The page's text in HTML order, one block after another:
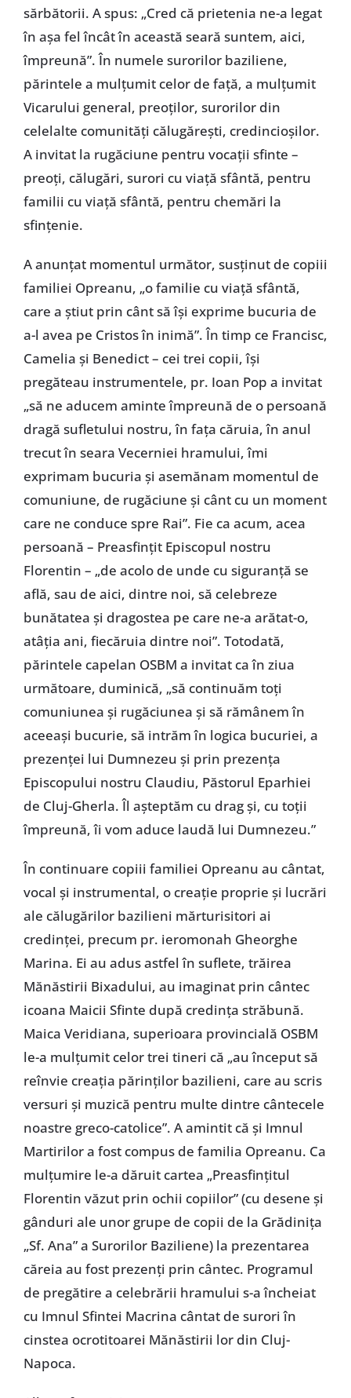
sărbătorii. A spus: „Cred că prietenia ne-a legat
în așa fel încât în această seară suntem, aici,
împreună”. În numele surorilor baziliene,
părintele a mulțumit celor de față, a mulțumit
Vicarului general, preoților, surorilor din
celelalte comunități călugărești, credincioșilor.
A invitat la rugăciune pentru vocații sfinte –
preoți, călugări, surori cu viață sfântă, pentru
familii cu viață sfântă, pentru chemări la
sfințenie.
A anunțat momentul următor, susținut de copiii
familiei Opreanu, „o familie cu viață sfântă,
care a știut prin cânt să își exprime bucuria de
a-l avea pe Cristos în inimă”. În timp ce Francisc,
Camelia și Benedict – cei trei copii, își
pregăteau instrumentele, pr. Ioan Pop a invitat
„să ne aducem aminte împreună de o persoană
dragă sufletului nostru, în fața căruia, în anul
trecut în seara Vecerniei hramului, îmi
exprimam bucuria și asemănam momentul de
comuniune, de rugăciune și cânt cu un moment
care ne conduce spre Rai”. Fie ca acum, acea
persoană – Preasfințit Episcopul nostru
Florentin – „de acolo de unde cu siguranță se
află, sau de aici, dintre noi, să celebreze
bunătatea și dragostea pe care ne-a arătat-o,
atâția ani, fiecăruia dintre noi”. Totodată,
părintele capelan OSBM a invitat ca în ziua
următoare, duminică, „să continuăm toți
comuniunea și rugăciunea și să rămânem în
aceeași bucurie, să intrăm în logica bucuriei, a
prezenței lui Dumnezeu și prin prezența
Episcopului nostru Claudiu, Păstorul Eparhiei
de Cluj-Gherla. Îl așteptăm cu drag și, cu toții
împreună, îi vom aduce laudă lui Dumnezeu.”
În continuare copiii familiei Opreanu au cântat,
vocal și instrumental, o creație proprie și lucrări
ale călugărilor bazilieni mărturisitori ai
credinței, precum pr. ieromonah Gheorghe
Marina. Ei au adus astfel în suflete, trăirea
Mănăstirii Bixadului, au imaginat prin cântec
icoana Maicii Sfinte după credința străbună.
Maica Veridiana, superioara provincială OSBM
le-a mulțumit celor trei tineri că „au început să
reînvie creația părinților bazilieni, care au scris
versuri și muzică pentru multe dintre cântecele
noastre greco-catolice”. A amintit că și Imnul
Martirilor a fost compus de familia Opreanu. Ca
mulțumire le-a dăruit cartea „Preasfințitul
Florentin văzut prin ochii copiilor” (cu desene și
gânduri ale unor grupe de copii de la Grădinița
„Sf. Ana” a Surorilor Baziliene) la prezentarea
căreia au fost prezenți prin cântec. Programul
de pregătire a celebrării hramului s-a încheiat
cu Imnul Sfintei Macrina cântat de surori în
cinstea ocrotitoarei Mănăstirii lor din Cluj-
Napoca.